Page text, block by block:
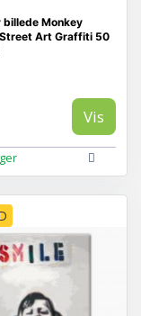
billede Monkey
Art Graffiti 50
Vis